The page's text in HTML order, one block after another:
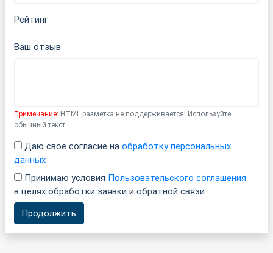
Рейтинг
Ваш отзыв
Примечание: HTML разметка не поддерживается! Используйте
обычный текст.
Даю свое согласие на обработку персональных
данных
Принимаю условия Пользовательского соглашения
в целях обработки заявки и обратной связи.
Продолжить